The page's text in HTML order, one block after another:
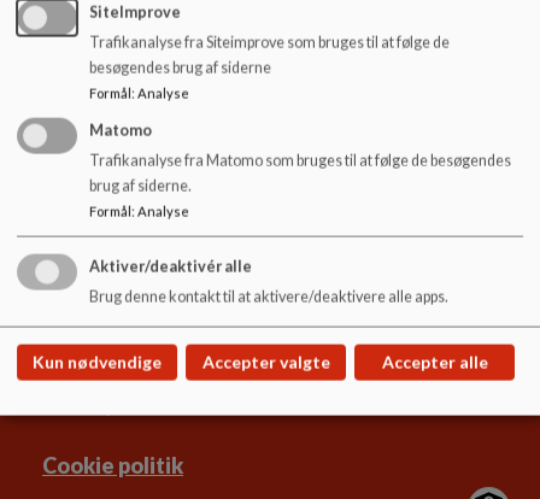
Dokumenter
GDPR.pdf
Holmebækskolen
Pogebanken 9
holmebaek@koege.dk
+45 56 67 67 80
EAN NR. 5798007765491
Tilgængelighedserklæring
Cookie politik
SiteImprove
Trafikanalyse fra Siteimprove som bruges til at følge de
besøgendes brug af siderne
Formål: Analyse
Matomo
Trafikanalyse fra Matomo som bruges til at følge de besøgendes
brug af siderne.
Formål: Analyse
Aktiver/deaktivér alle
Brug denne kontakt til at aktivere/deaktivere alle apps.
Kun nødvendige Accepter valgte Accepter alle